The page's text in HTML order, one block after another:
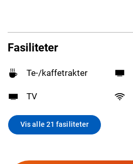
Fasiliteter
Te-/kaffetrakter
TV
Vis alle 21 fasiliteter